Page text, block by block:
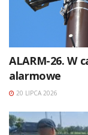
ALARM-26. W
alarmowe
20 LIPCA 2026